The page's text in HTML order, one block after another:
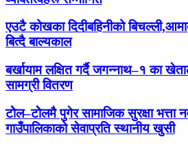
एउटै कोखका दिदीबहिनीको
बित्दै बाल्यकाल
बर्खायाम लक्षित गर्दै जगन्नाथ–१ का
सामग्री वितरण
टोेल–टोेलमै पुगेर सामाजिक सुरक्षा भत्ता
गाउँपालिकाको सेवाप्रति स्थानीय खुसी